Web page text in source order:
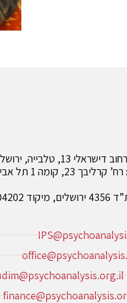
רחוב דישראלי 13, טלבייה, ירושלים
רח’ קרליבך 23, קומה 1 תל אביב
מיקוד 9104202